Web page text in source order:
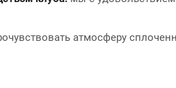
атмосферу